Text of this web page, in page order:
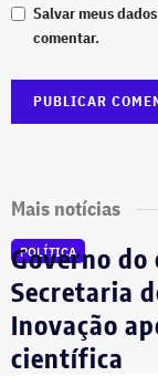
Salvar meus
comentar.
Mais notícias
POLÍTICA
Governo
Secretaria
Inovação
científica